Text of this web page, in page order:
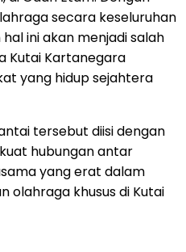
secara keseluruhan
ini akan menjadi salah
Kutai Kartanegara
yang hidup sejahtera
tersebut diisi dengan
hubungan antar
yang erat dalam
olahraga khusus di Kutai